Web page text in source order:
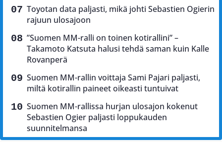
Toyotan data paljasti, mikä johti Sebastien Ogierin
rajuun ulosajoon
”Suomen MM-ralli on toinen kotirallini” –
Takamoto Katsuta halusi tehdä saman kuin Kalle
Rovanperä
Suomen MM-rallin voittaja Sami Pajari paljasti,
miltä kotirallin paineet oikeasti tuntuivat
Suomen MM-rallissa hurjan ulosajon kokenut
Sebastien Ogier paljasti loppukauden
suunnitelmansa